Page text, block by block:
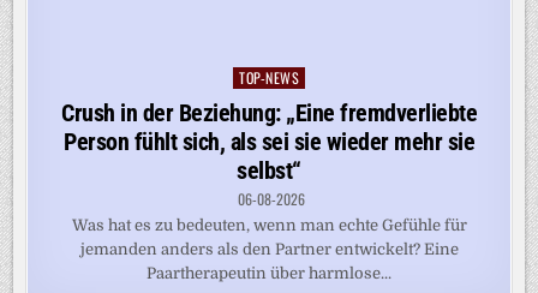
Posted
in
TOP-NEWS
Crush in der Beziehung: „Eine fremdverliebte
Person fühlt sich, als sei sie wieder mehr sie
selbst“
06-08-2026
Was hat es zu bedeuten, wenn man echte Gefühle für
jemanden anders als den Partner entwickelt? Eine
Paartherapeutin über harmlose...